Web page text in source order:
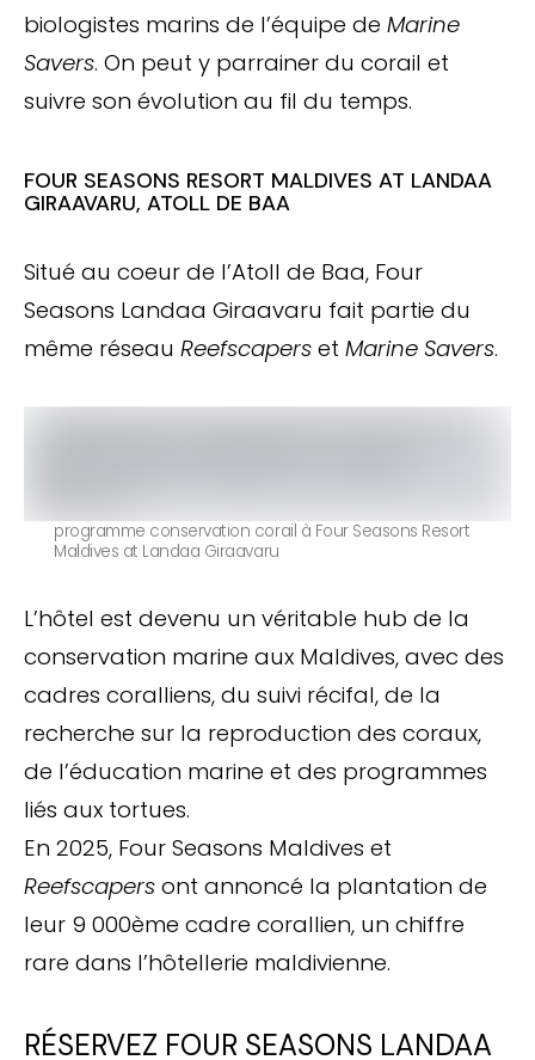
biologistes marins de l’équipe de Marine
Savers. On peut y parrainer du corail et
suivre son évolution au fil du temps.
FOUR SEASONS RESORT MALDIVES AT LANDAA
GIRAAVARU, ATOLL DE BAA
Situé au coeur de l’Atoll de Baa, Four
Seasons Landaa Giraavaru fait partie du
même réseau Reefscapers et Marine Savers.
programme conservation corail à Four Seasons Resort
Maldives at Landaa Giraavaru
L’hôtel est devenu un véritable hub de la
conservation marine aux Maldives, avec des
cadres coralliens, du suivi récifal, de la
recherche sur la reproduction des coraux,
de l’éducation marine et des programmes
liés aux tortues.
En 2025, Four Seasons Maldives et
Reefscapers ont annoncé la plantation de
leur 9 000ème cadre corallien, un chiffre
rare dans l’hôtellerie maldivienne.
RÉSERVEZ FOUR SEASONS LANDAA